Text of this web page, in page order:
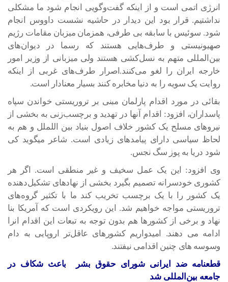
انرژی اتمی است و از اینکه گفت‌وگویی انجام شود ما مشکلی
نداشتیم. قرار بود این دیدار در حاشیه نشست داووس انجام
شود. سوئیس با سابقه بی طرفی، همزمان میزبان مقامات رژیم
صهیونیستی و طرف‌هایی هستند که رسما در دیوان‌های
بین‌المللی متهم به نسل‌کشی هستند ولی میزبانی از وزیر امور
خارجه ایران را لغو می‌کنند.اصرار طرف‌های غربی از اینکه
روایت یک سویه را به دنیا مخابره کنند بسیار معنادار است.
بقائی در مورد اقدام پارلمان مبنی بر تروریستی خواندن سپاه
پاسداران، افزود: اقدام آنها در تهدید و برچسب‌زنی به بخشی از
نیروهای مسلح یک کشور خلاف اصول بنیاد بین اللملل و هم به
لحاظ سیاسی دارای پیامدهای زیادی است. شاعر میگوید کی
شود دریا به پوز سگ نجس.
وی افزود: این یک عمل سخیف و غیر منطقی است. اگر هر
کشوری خودسرانه تصمیم بگیرد بخشی از نهادهای تشکیل‌دهنده
یک کشور را با یک برچسب تخریب کند ما با تکثیر گروه‌های
تروریستی مواجه خواهیم شد. این رویکردی است که آمریکا بنا
نهاد و برخی از کشورها هم بدون توجه به تبعات این اقدام انرا
ادامه می دهند. امیدواریم کشورهای عاقل‌تر اروپایی به دام
وسوسه های چنین اقدامی نیفتند.
قطعنامه ضد ایرانی شورای حقوق بشر باعث شکاف در
جامعه بین‌المللی شد